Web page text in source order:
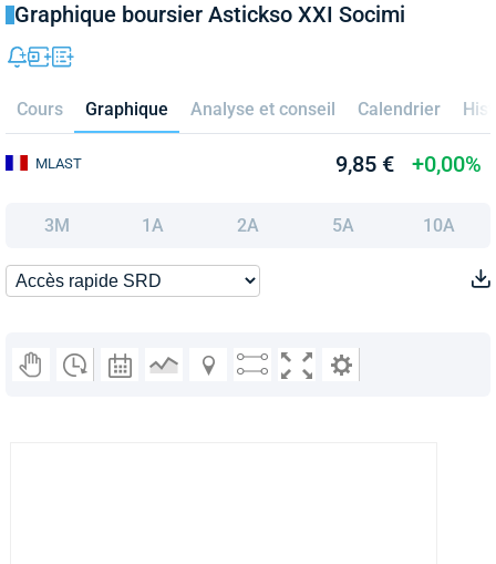
Graphique boursier Astickso XXI Socimi
Cours Graphique Analyse et conseil Calendrier
MLAST 9,85 € +0,00%
3M 1A 2A 5A 10A